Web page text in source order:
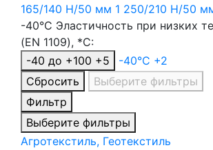
165/140 Н/50 мм 1 250/210 Н/50
-40°C Эластичность при низких
(EN 1109), *С:
-40 до +100 +5 -40°C +2
Сбросить
Выберите фильтры
Фильтр
Выберите фильтры
Агротекстиль, Геотекстиль